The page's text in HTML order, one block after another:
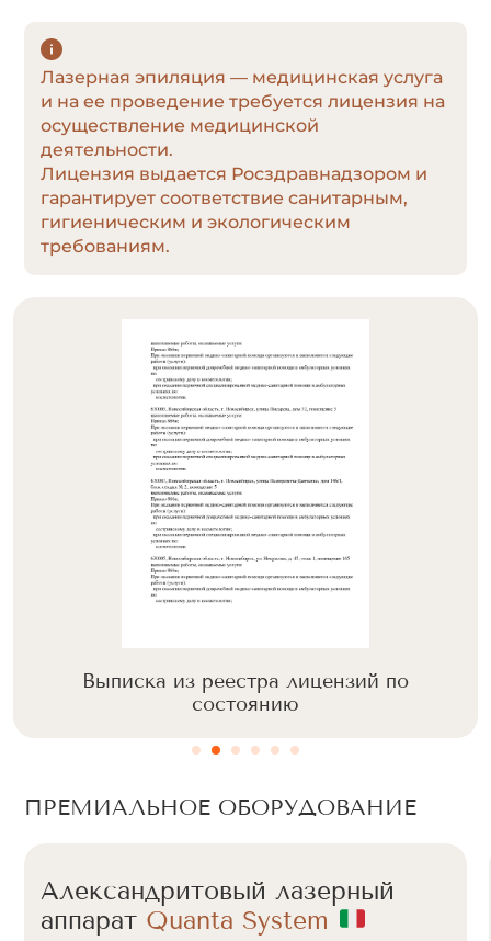
Лазерная эпиляция — медицинская услуга
и на ее проведение требуется лицензия на
осуществление медицинской
деятельности.
Лицензия выдается Росздравнадзором и
гарантирует соответствие санитарным,
гигиеническим и экологическим
требованиям.
Выписка из реестра лицензий по
состоянию
ПРЕМИАЛЬНОЕ ОБОРУДОВАНИЕ
Александритовый лазерный
аппарат Cunosure Apogee+